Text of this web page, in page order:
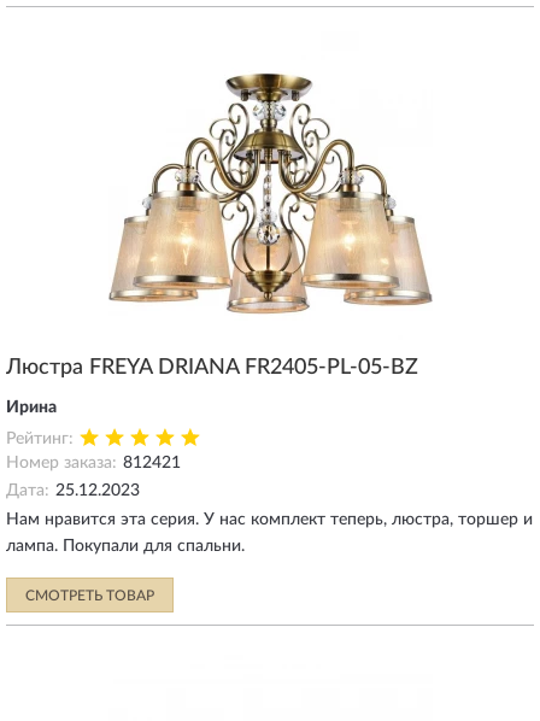
Люстра FREYA DRIANA FR2405-PL-05-BZ
Ирина
Рейтинг:
Номер заказа: 812421
Дата: 25.12.2023
Нам нравится эта серия. У нас комплект теперь, люстра, торшер и
лампа. Покупали для спальни.
СМОТРЕТЬ ТОВАР